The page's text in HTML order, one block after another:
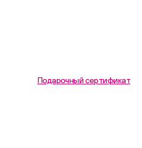
Подарочный сертификат